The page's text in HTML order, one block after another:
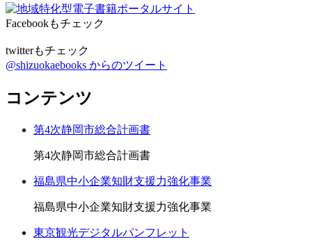
Facebookもチェック
twitterもチェック
@shizuokaebooks からのツイート
コンテンツ
第4次静岡市総合計画書
第4次静岡市総合計画書
福島県中小企業知財支援力強化事業
福島県中小企業知財支援力強化事業
東京観光デジタルパンフレット